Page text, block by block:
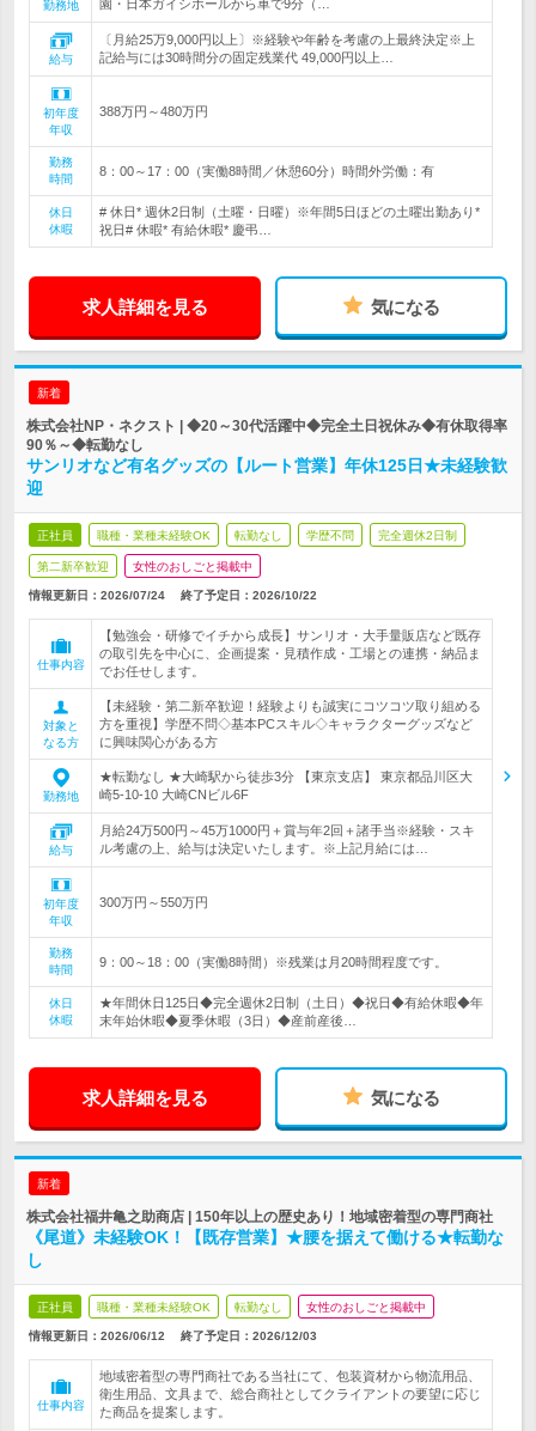
勤務地 園・日本ガイシホールから車で9分（…
給与
〔月給25万9,000円以上〕※経験や年齢を考慮の上最終決定※上
記給与には30時間分の固定残業代 49,000円以上…
初年度
年収
388万円～480万円
勤務
時間
8：00～17：00（実働8時間／休憩60分）時間外労働：有
休日
休暇
# 休日* 週休2日制（土曜・日曜）※年間5日ほどの土曜出勤あり*
祝日# 休暇* 有給休暇* 慶弔…
求人詳細を見る 気になる
新着
株式会社NP・ネクスト | ◆20～30代活躍中◆完全土日祝休み◆有休取得率
90％～◆転勤なし
サンリオなど有名グッズの【ルート営業】年休125日★未経験歓
迎
正社員 職種・業種未経験OK 転勤なし 学歴不問 完全週休2日制
第二新卒歓迎 女性のおしごと掲載中
情報更新日：2026/07/24 終了予定日： 2026/10/22
仕事内容
【勉強会・研修でイチから成長】サンリオ・大手量販店など既存
の取引先を中心に、企画提案・見積作成・工場との連携・納品ま
でお任せします。
対象と
なる方
【未経験・第二新卒歓迎！経験よりも誠実にコツコツ取り組める
方を重視】学歴不問◇基本PCスキル◇キャラクターグッズなど
に興味関心がある方
勤務地
★転勤なし ★大崎駅から徒歩3分 【東京支店】 東京都品川区大
崎5-10-10 大崎CNビル6F
給与
月給24万500円～45万1000円＋賞与年2回＋諸手当※経験・スキ
ル考慮の上、給与は決定いたします。※上記月給には…
初年度
年収
300万円～550万円
勤務
時間
9：00～18：00（実働8時間）※残業は月20時間程度です。
休日
休暇
★年間休日125日◆完全週休2日制（土日）◆祝日◆有給休暇◆年
末年始休暇◆夏季休暇（3日）◆産前産後…
求人詳細を見る 気になる
新着
株式会社福井亀之助商店 | 150年以上の歴史あり！地域密着型の専門商社
《尾道》未経験OK！【既存営業】★腰を据えて働ける★転勤な
し
正社員 職種・業種未経験OK 転勤なし 女性のおしごと掲載中
情報更新日：2026/06/12 終了予定日： 2026/12/03
仕事内容
地域密着型の専門商社である当社にて、包装資材から物流用品、
衛生用品、文具まで、総合商社としてクライアントの要望に応じ
た商品を提案します。